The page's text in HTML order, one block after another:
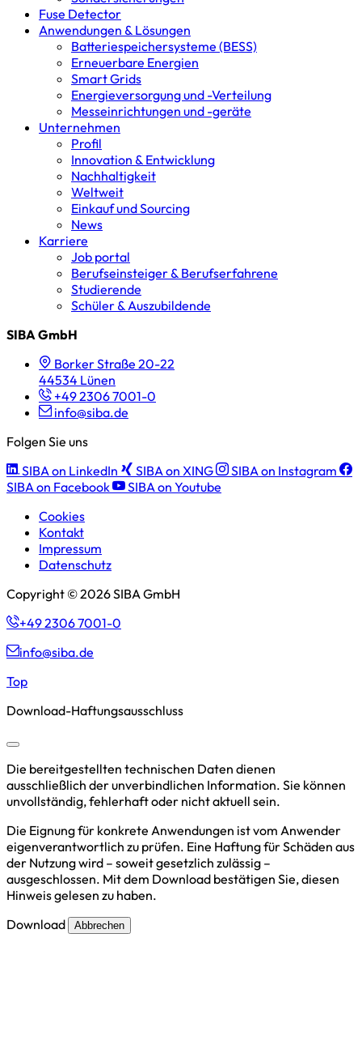
Fuse Detector
Anwendungen & Lösungen
Batterie­speicher­systeme (BESS)
Erneuerbare Energien
Smart Grids
Energieversorgung und -Verteilung
Messeinrichtungen und -geräte
Unternehmen
Profil
Innovation & Entwicklung
Nachhaltigkeit
Weltweit
Einkauf und Sourcing
News
Karriere
Job portal
Berufseinsteiger & Berufserfahrene
Studierende
Schüler & Auszubildende
SIBA GmbH
Borker Straße 20-22
44534 Lünen
+49 2306 7001-0
info@siba.de
Folgen Sie uns
SIBA on LinkedIn
SIBA on XING
SIBA on Instagram
SIBA on Facebook
SIBA on Youtube
Cookies
Kontakt
Impressum
Datenschutz
Copyright © 2026 SIBA GmbH
+49 2306 7001-0
info@siba.de
Top
Download-Haftungsausschluss
Die bereitgestellten technischen Daten dienen
ausschließlich der unverbindlichen Information. Sie können
unvollständig, fehlerhaft oder nicht aktuell sein.
Die Eignung für konkrete Anwendungen ist vom Anwender
eigenverantwortlich zu prüfen. Eine Haftung für Schäden aus
der Nutzung wird – soweit gesetzlich zulässig –
ausgeschlossen. Mit dem Download bestätigen Sie, diesen
Hinweis gelesen zu haben.
Download
Abbrechen